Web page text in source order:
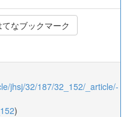
てなブックマーク
jhsj/32/187/32_152/_article/-
)